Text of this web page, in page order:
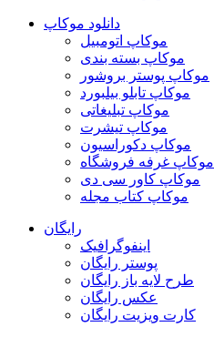
دانلود موکاپ
موکاپ اتومبیل
موکاپ بسته بندی
موکاپ پوستر بروشور
موکاپ تابلو بیلبورد
موکاپ تبلیغاتی
موکاپ تیشرت
موکاپ دکوراسیون
موکاپ غرفه فروشگاه
موکاپ کاور سی دی
موکاپ کتاب مجله
رایگان
اینفوگرافیک
پوستر رایگان
طرح لایه باز رایگان
عکس رایگان
کارت ویزیت رایگان